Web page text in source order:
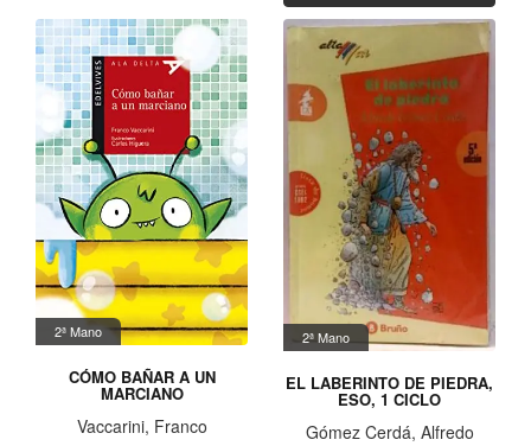
2ª Mano
CÓMO BAÑAR A UN
MARCIANO
Vaccarini, Franco
2ª Mano
EL LABERINTO DE PIEDRA,
ESO, 1 CICLO
Gómez Cerdá, Alfredo